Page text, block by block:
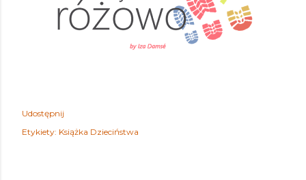
Udostępnij
Etykiety: Książka Dzieciństwa